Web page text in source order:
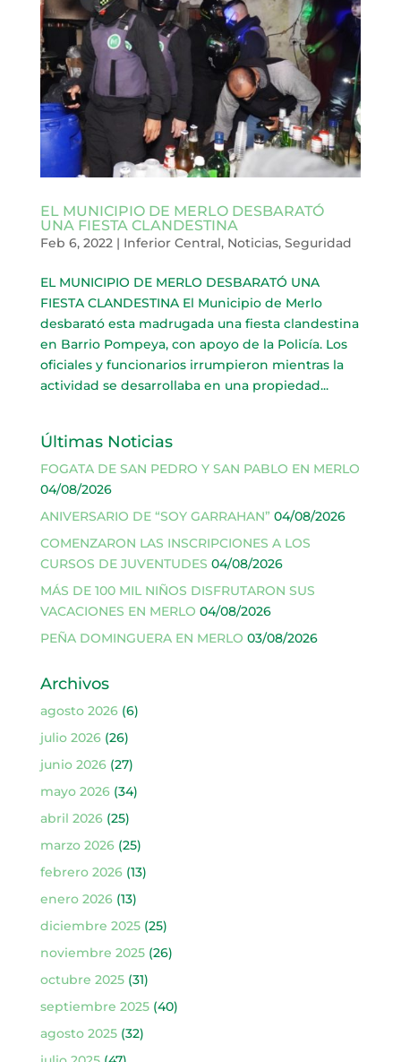
EL MUNICIPIO DE MERLO DESBARATÓ
UNA FIESTA CLANDESTINA
Feb 6, 2022| Inferior Central, Noticias, Seguridad
EL MUNICIPIO DE MERLO DESBARATÓ UNA
FIESTA CLANDESTINA El Municipio de Merlo
desbarató esta madrugada una fiesta clandestina
en Barrio Pompeya, con apoyo de la Policía. Los
oficiales y funcionarios irrumpieron mientras la
actividad se desarrollaba en una propiedad...
Últimas Noticias
FOGATA DE SAN PEDRO Y SAN PABLO EN MERLO
04/08/2026
ANIVERSARIO DE “SOY GARRAHAN” 04/08/2026
COMENZARON LAS INSCRIPCIONES A LOS
CURSOS DE JUVENTUDES 04/08/2026
MÁS DE 100 MIL NIÑOS DISFRUTARON SUS
VACACIONES EN MERLO 04/08/2026
PEÑA DOMINGUERA EN MERLO 03/08/2026
Archivos
agosto 2026(6)
julio 2026(26)
junio 2026(27)
mayo 2026(34)
abril 2026(25)
marzo 2026(25)
febrero 2026(13)
enero 2026(13)
diciembre 2025(25)
noviembre 2025(26)
octubre 2025(31)
septiembre 2025(40)
agosto 2025(32)